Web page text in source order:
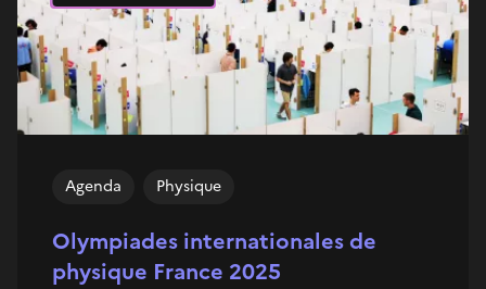
Olympiades internationales de
physique France 2025
Agenda Physique